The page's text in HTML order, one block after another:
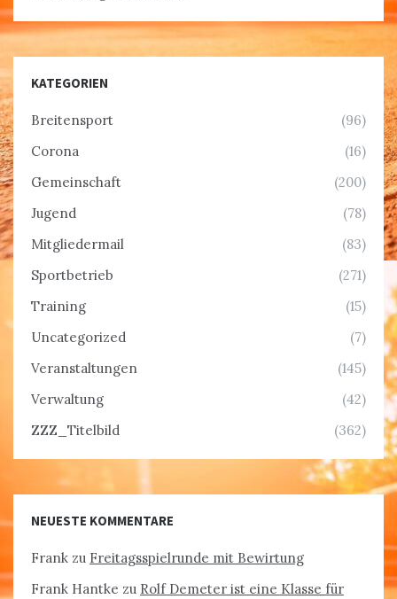
KATEGORIEN
Breitensport
(96)
Corona
(16)
Gemeinschaft
(200)
Jugend
(78)
Mitgliedermail
(83)
Sportbetrieb
(271)
Training
(15)
Uncategorized
(7)
Veranstaltungen
(145)
Verwaltung
(42)
ZZZ_Titelbild
(362)
NEUESTE KOMMENTARE
Frank zu Freitagsspielrunde mit Bewirtung
Frank Hantke zu Rolf Demeter ist eine Klasse für